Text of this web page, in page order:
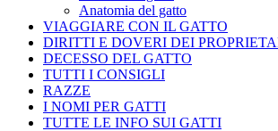
Anatomia del gatto
VIAGGIARE CON IL GATTO
DIRITTI E DOVERI DEI
DECESSO DEL GATTO
TUTTI I CONSIGLI
RAZZE
I NOMI PER GATTI
TUTTE LE INFO SUI GATTI